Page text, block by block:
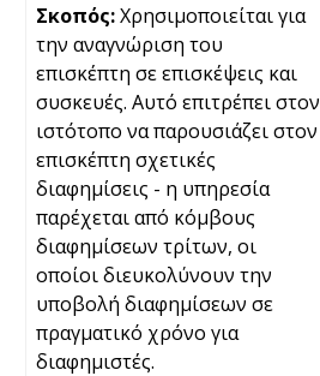
Χρησιμοποιείται για
την αναγνώριση του
επισκέπτη σε επισκέψεις και
συσκευές. Αυτό επιτρέπει στον
ιστότοπο να παρουσιάζει στον
επισκέπτη σχετικές
διαφημίσεις - η υπηρεσία
παρέχεται από κόμβους
διαφημίσεων τρίτων, οι
οποίοι διευκολύνουν την
υποβολή διαφημίσεων σε
πραγματικό χρόνο για
διαφημιστές.